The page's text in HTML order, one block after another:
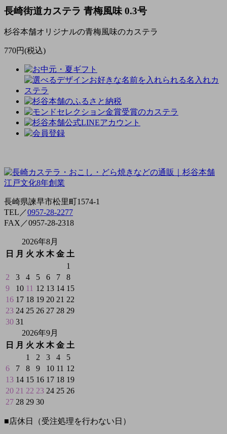
長崎街道カステラ 青梅風味 0.3号
杉谷本舗オリジナルの青梅風味のカステラ
770円(税込)
長崎県諫早市松里町1574-1
TEL／0957-28-2277
FAX／0957-28-2318
2026年8月
日
月 火 水 木 金 土
1
2
3 4 5 6 7
8
9
10 11 12 13 14 15
16 17 18 19 20 21 22
23 24 25 26 27 28 29
30 31
2026年9月
日
月 火 水 木 金 土
1
2 3 4
5
6
7 8 9 10 11 12
13 14 15 16 17 18 19
20 21 22 23 24 25 26
27 28 29 30
■店休日（受注処理を行わない日）